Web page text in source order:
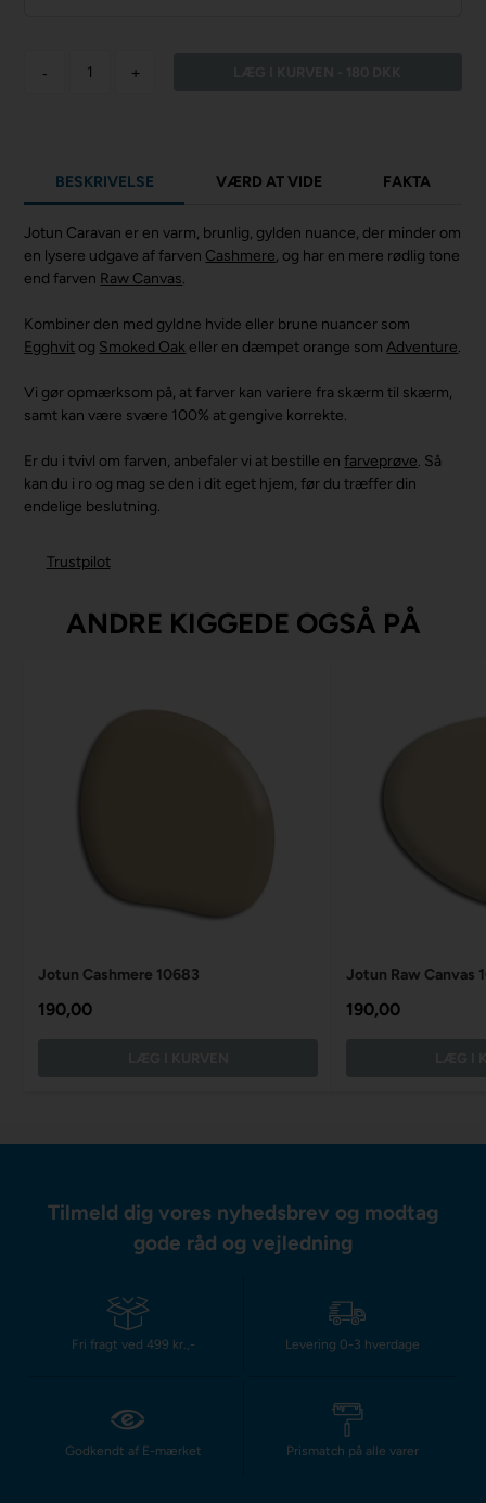
- +
BESKRIVELSE VÆRD AT VIDE FAKTA
Jotun Caravan er en varm, brunlig, gylden nuance, der minder om
en lysere udgave af farven Cashmere, og har en mere rødlig tone
end farven Raw Canvas.
Kombiner den med gyldne hvide eller brune nuancer som
Egghvit og Smoked Oak eller en dæmpet orange somAdventure.
Vi gør opmærksom på, at farver kan variere fra skærm til skærm,
samt kan være svære 100% at gengive korrekte.
Er du i tvivl om farven, anbefaler vi at bestille enfarveprøve. Så
kan du i ro og mag se den i dit eget hjem, før du træffer din
endelige beslutning.
Trustpilot
ANDRE KIGGEDE OGSÅ PÅ
Jotun Cashmere 10683
190,00
Jotun Raw Canvas
190,00
Tilmeld dig vores nyhedsbrev og modtag
gode råd og vejledning
Fri fragt ved 499 kr.,- Levering 0-3 hverdage
Godkendt af E-mærket Prismatch på alle varer